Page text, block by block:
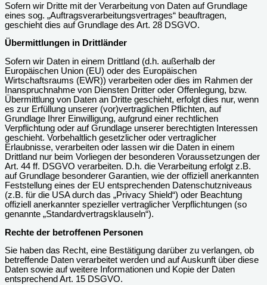
Sofern wir Dritte mit der Verarbeitung von Daten auf Grundlage
eines sog. „Auftragsverarbeitungsvertrages“ beauftragen,
geschieht dies auf Grundlage des Art. 28 DSGVO.
Übermittlungen in Drittländer
Sofern wir Daten in einem Drittland (d.h. außerhalb der
Europäischen Union (EU) oder des Europäischen
Wirtschaftsraums (EWR)) verarbeiten oder dies im Rahmen der
Inanspruchnahme von Diensten Dritter oder Offenlegung, bzw.
Übermittlung von Daten an Dritte geschieht, erfolgt dies nur, wenn
es zur Erfüllung unserer (vor)vertraglichen Pflichten, auf
Grundlage Ihrer Einwilligung, aufgrund einer rechtlichen
Verpflichtung oder auf Grundlage unserer berechtigten Interessen
geschieht. Vorbehaltlich gesetzlicher oder vertraglicher
Erlaubnisse, verarbeiten oder lassen wir die Daten in einem
Drittland nur beim Vorliegen der besonderen Voraussetzungen der
Art. 44 ff. DSGVO verarbeiten. D.h. die Verarbeitung erfolgt z.B.
auf Grundlage besonderer Garantien, wie der offiziell anerkannten
Feststellung eines der EU entsprechenden Datenschutzniveaus
(z.B. für die USA durch das „Privacy Shield“) oder Beachtung
offiziell anerkannter spezieller vertraglicher Verpflichtungen (so
genannte „Standardvertragsklauseln“).
Rechte der betroffenen Personen
Sie haben das Recht, eine Bestätigung darüber zu verlangen, ob
betreffende Daten verarbeitet werden und auf Auskunft über diese
Daten sowie auf weitere Informationen und Kopie der Daten
entsprechend Art. 15 DSGVO.